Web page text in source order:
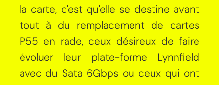
la carte, c'est qu'elle se destine avant
tout à du remplacement de cartes
P55 en rade, ceux désireux de faire
évoluer leur plate-forme Lynnfield
avec du Sata 6Gbps ou ceux qui ont